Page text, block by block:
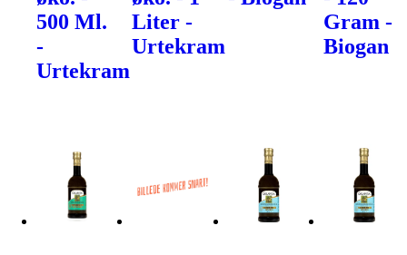
500 Ml.
-
Urtekram
Liter -
Urtekram
Gram -
Biogan